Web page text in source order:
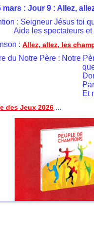
5 mars : Jour 9 : Allez,
: Seigneur Jésus toi
Aide les
:
Allez, allez, les
du Notre Père : Notre
des Jeux 2026 ...